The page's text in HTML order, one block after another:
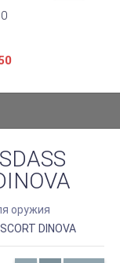
оружия
DINOVA